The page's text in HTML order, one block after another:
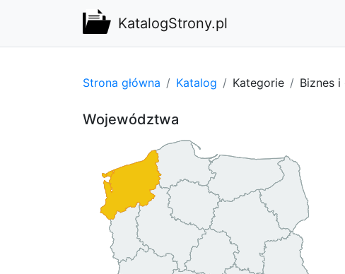
KatalogStrony.pl
Strona główna Katalog Kategorie Biznes i
Województwa